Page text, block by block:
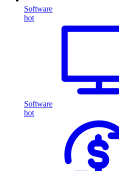
Software
hot
Software
hot